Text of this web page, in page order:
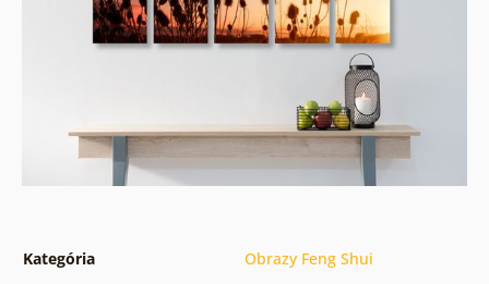
Kategória Obrazy Feng Shui